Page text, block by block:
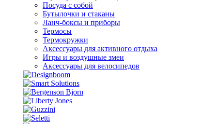
Посуда с собой
Бутылочки и стаканы
Ланч-боксы и приборы
Термосы
Термокружки
Аксессуары для активного отдыха
Игры и воздушные змеи
Аксессуары для велосипедов